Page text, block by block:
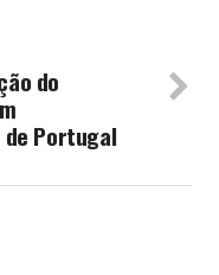
do
Portugal